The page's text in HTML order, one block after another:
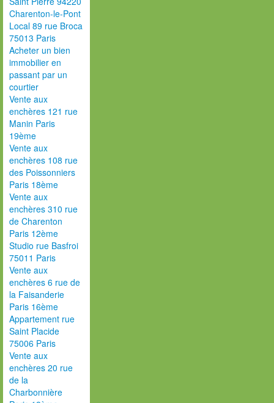
Charenton-le-Pont
Local 89 rue Broca
75013 Paris
Acheter un bien
immobilier en
passant par un
courtier
Vente aux
enchères 121 rue
Manin Paris
19ème
Vente aux
enchères 108 rue
des Poissonniers
Paris 18ème
Vente aux
enchères 310 rue
de Charenton
Paris 12ème
Studio rue Basfroi
75011 Paris
Vente aux
enchères 6 rue de
la Faisanderie
Paris 16ème
Appartement rue
Saint Placide
75006 Paris
Vente aux
enchères 20 rue
de la
Charbonnière